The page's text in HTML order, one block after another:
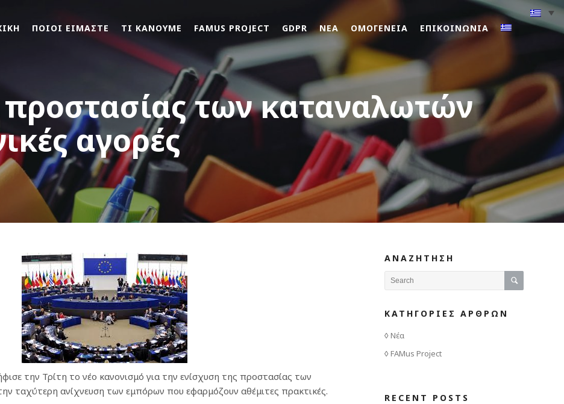
ΠΟΙΟΙ ΕΙΜΑΣΤΕ ΤΙ ΚΑΝΟΥΜΕ FAMUS PROJECT GDPR ΝΕΑ ΟΜΟΓΕΝΕΙΑ ΕΠΙΚΟΙΝΩΝΙΑ
προστασίας των καταναλωτών
αγορές
την Τρίτη το νέο κανονισμό για την ενίσχυση της προστασίας των
ταχύτερη ανίχνευση των εμπόρων που εφαρμόζουν αθέμιτες πρακτικές.
ΑΝΑΖΗΤΗΣΗ
ΚΑΤΗΓΟΡΙΕΣ ΑΡΘΡΩΝ
Νέα
FAMus Project
RECENT POSTS